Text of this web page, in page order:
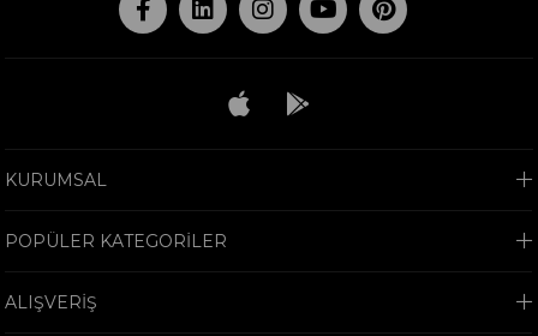
KURUMSAL
POPÜLER KATEGORİLER
ALIŞVERİŞ